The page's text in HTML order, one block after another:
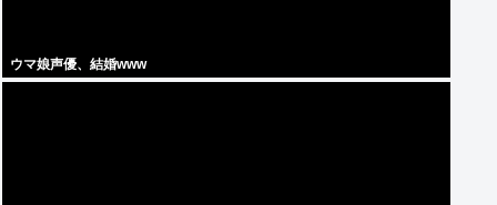
ウマ娘声優、結婚www